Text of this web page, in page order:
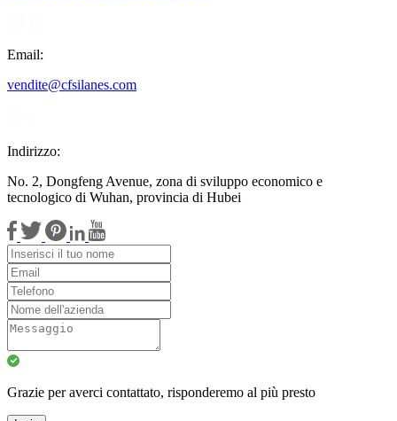
Email:
vendite@cfsilanes.com
Indirizzo:
No. 2, Dongfeng Avenue, zona di sviluppo economico e
tecnologico di Wuhan, provincia di Hubei
Grazie per averci contattato, risponderemo al più presto